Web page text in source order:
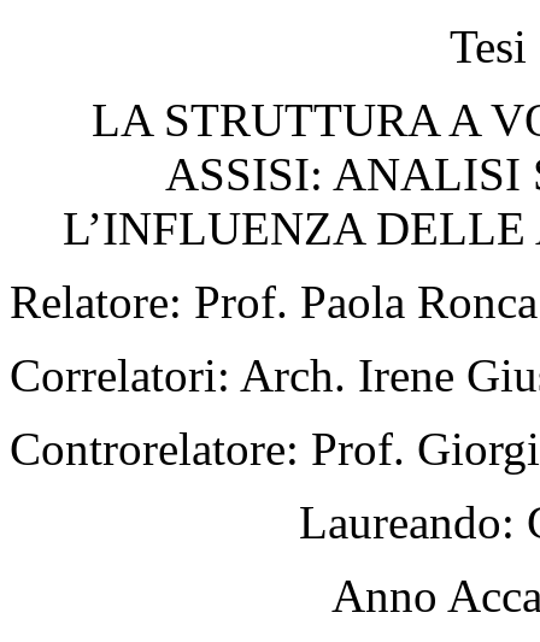
LA STRUTTURA A
ASSISI: ANALISI
L’INFLUENZA
Relatore: Prof. Paola Ronca
Correlatori: Arch. Irene
Controrelatore: Prof.
Laureando:
Anno